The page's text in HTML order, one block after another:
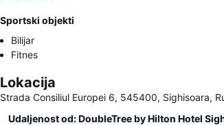
Sportski objekti
Bilijar
Fitnes
Lokacija
Strada Consiliul Europei 6, 545400, Sighisoara,
Udaljenost od: DoubleTree by Hilton Hotel